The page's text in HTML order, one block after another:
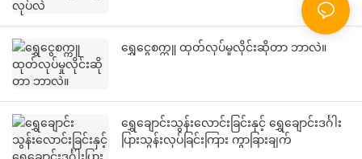
ရွှေငွေစက္ကူ ထုတ်လုပ်မှုလိုင်းဆိုတာ ဘာလဲ။
ရွှေချောင်းသွန်းလောင်းခြင်းနှင့် ရွှေချောင်းဒင်္ဂါး
ပြားသွန်းလုပ်ခြင်းကြား ကွာခြားချက်